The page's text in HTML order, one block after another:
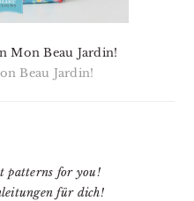
Mon Beau Jardin!
Beau Jardin!
patterns for you!
für dich!